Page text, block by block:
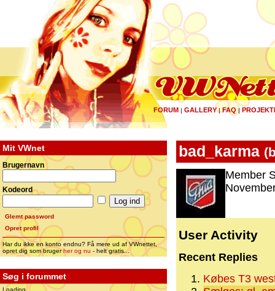
FORUM | GALLERY|FAQ |
Mit VWnet
Brugernavn
Kodeord
Glemt password
Opret profil
Har du ikke en konto endnu? Få mere ud af VWnettet,
opret dig som brugerher og nu - helt gratis...
Søg i forummet
Loading
bad_karma (
Member
User Activity
Recent Replies
Købes T3